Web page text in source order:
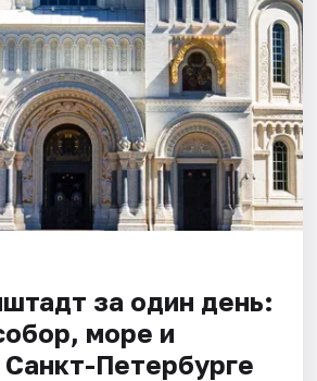
за один день:
море и
Петербурге